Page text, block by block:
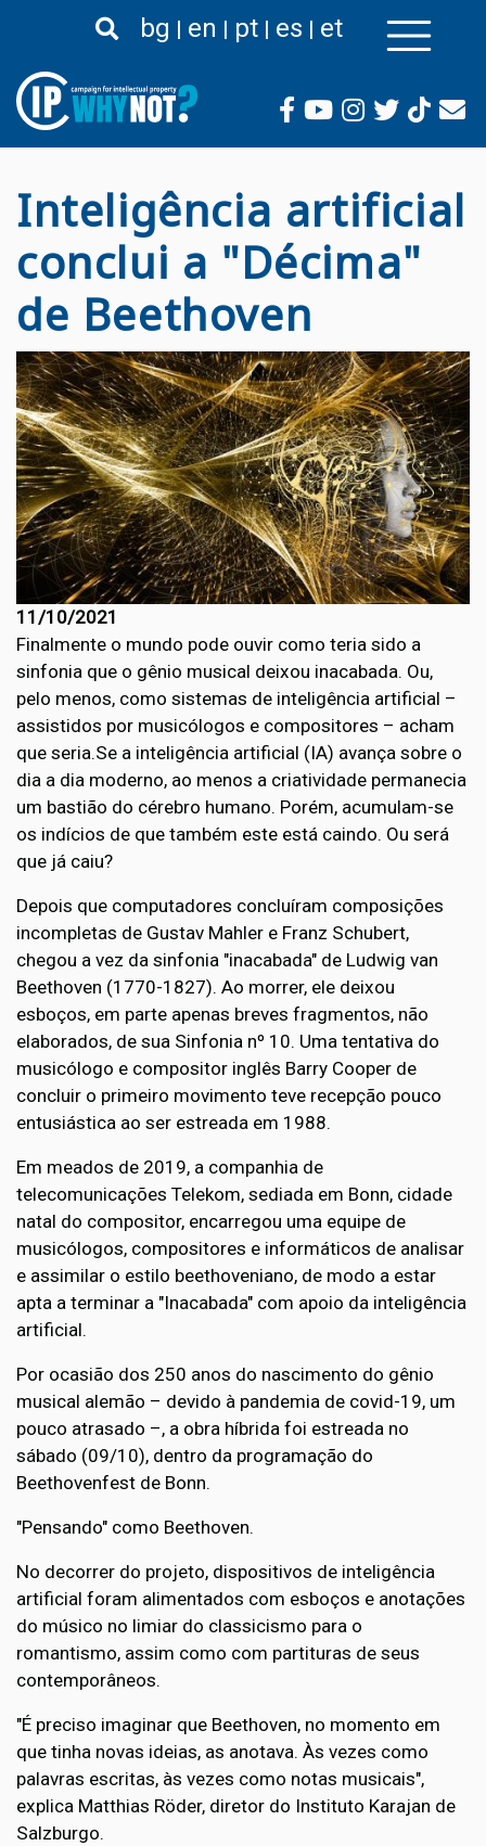
para
conteúdo
principal
bg en pt es et
Inteligência artificial
conclui a "Décima"
de Beethoven
11/10/2021
Finalmente o mundo pode ouvir como teria sido a
sinfonia que o gênio musical deixou inacabada. Ou,
pelo menos, como sistemas de inteligência artificial –
assistidos por musicólogos e compositores – acham
que seria.Se a inteligência artificial (IA) avança sobre o
dia a dia moderno, ao menos a criatividade permanecia
um bastião do cérebro humano. Porém, acumulam-se
os indícios de que também este está caindo. Ou será
que já caiu?
Depois que computadores concluíram composições
incompletas de Gustav Mahler e Franz Schubert,
chegou a vez da sinfonia "inacabada" de Ludwig van
Beethoven (1770-1827). Ao morrer, ele deixou
esboços, em parte apenas breves fragmentos, não
elaborados, de sua Sinfonia nº 10. Uma tentativa do
musicólogo e compositor inglês Barry Cooper de
concluir o primeiro movimento teve recepção pouco
entusiástica ao ser estreada em 1988.
Em meados de 2019, a companhia de
telecomunicações Telekom, sediada em Bonn, cidade
natal do compositor, encarregou uma equipe de
musicólogos, compositores e informáticos de analisar
e assimilar o estilo beethoveniano, de modo a estar
apta a terminar a "Inacabada" com apoio da inteligência
artificial.
Por ocasião dos 250 anos do nascimento do gênio
musical alemão – devido à pandemia de covid-19, um
pouco atrasado –, a obra híbrida foi estreada no
sábado (09/10), dentro da programação do
Beethovenfest de Bonn.
"Pensando" como Beethoven.
No decorrer do projeto, dispositivos de inteligência
artificial foram alimentados com esboços e anotações
do músico no limiar do classicismo para o
romantismo, assim como com partituras de seus
contemporâneos.
"É preciso imaginar que Beethoven, no momento em
que tinha novas ideias, as anotava. Às vezes como
palavras escritas, às vezes como notas musicais",
explica Matthias Röder, diretor do Instituto Karajan de
Salzburgo.